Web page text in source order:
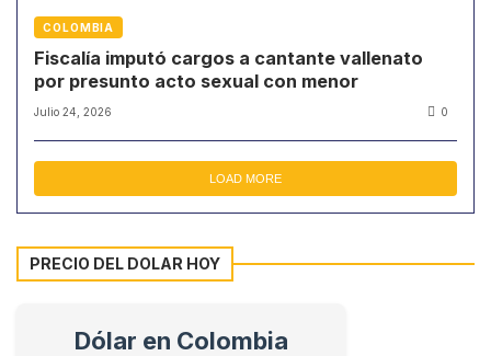
COLOMBIA
Fiscalía imputó cargos a cantante vallenato
por presunto acto sexual con menor
Julio 24, 2026 0
LOAD MORE
PRECIO DEL DOLAR HOY
Dólar en Colombia